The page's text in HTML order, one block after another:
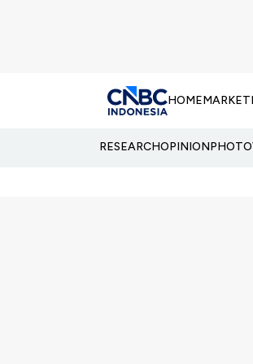
HOMEMARKET
RESEARCHOPINIONPHOTO